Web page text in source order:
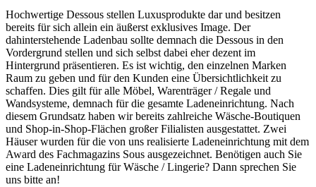
Hochwertige Dessous stellen Luxusprodukte dar und besitzen
bereits für sich allein ein äußerst exklusives Image. Der
dahinterstehende Ladenbau sollte demnach die Dessous in den
Vordergrund stellen und sich selbst dabei eher dezent im
Hintergrund präsentieren. Es ist wichtig, den einzelnen Marken
Raum zu geben und für den Kunden eine Übersichtlichkeit zu
schaffen. Dies gilt für alle Möbel, Warenträger / Regale und
Wandsysteme, demnach für die gesamte Ladeneinrichtung. Nach
diesem Grundsatz haben wir bereits zahlreiche Wäsche-Boutiquen
und Shop-in-Shop-Flächen großer Filialisten ausgestattet. Zwei
Häuser wurden für die von uns realisierte Ladeneinrichtung mit dem
Award des Fachmagazins Sous ausgezeichnet. Benötigen auch Sie
eine Ladeneinrichtung für Wäsche / Lingerie? Dann sprechen Sie
uns bitte an!